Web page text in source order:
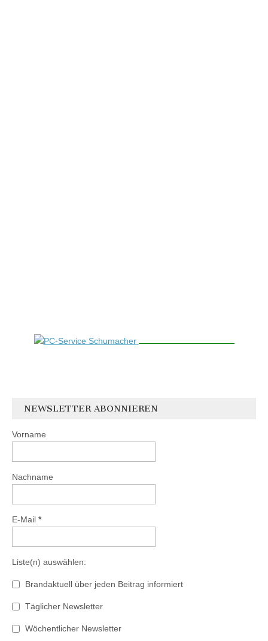
NEWSLETTER ABONNIEREN
Vorname
Nachname
E-Mail *
Liste(n) auswählen:
Brandaktuell über jeden Beitrag informiert
Täglicher Newsletter
Wöchentlicher Newsletter